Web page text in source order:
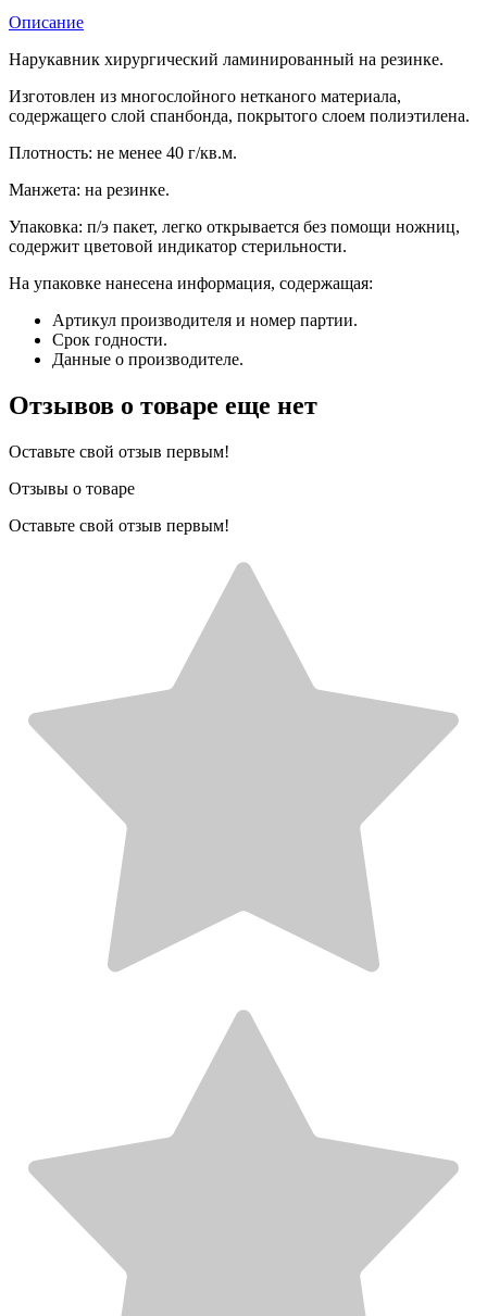
Описание
Нарукавник хирургический ламинированный на резинке.
Изготовлен из многослойного нетканого материала,
содержащего слой спанбонда, покрытого слоем полиэтилена.
Плотность: не менее 40 г/кв.м.
Манжета: на резинке.
Упаковка: п/э пакет, легко открывается без помощи ножниц,
содержит цветовой индикатор стерильности.
На упаковке нанесена информация, содержащая:
Артикул производителя и номер партии.
Срок годности.
Данные о производителе.
Отзывов о товаре еще нет
Оставьте свой отзыв первым!
Отзывы о товаре
Оставьте свой отзыв первым!